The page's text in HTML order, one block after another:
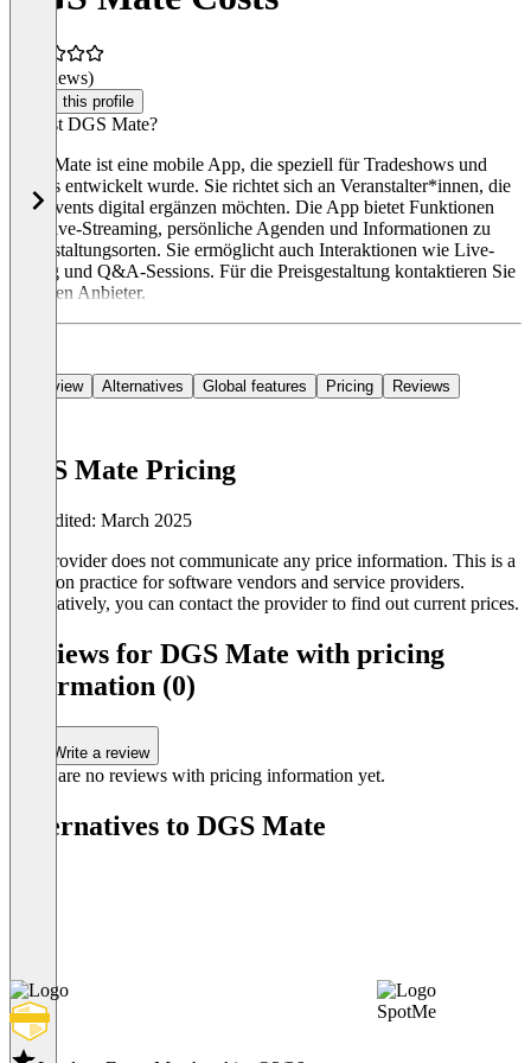
(0 reviews)
Claim this profile
Was ist DGS Mate?
DGS Mate ist eine mobile App, die speziell für Tradeshows und
Events entwickelt wurde. Sie richtet sich an Veranstalter*innen, die
ihre Events digital ergänzen möchten. Die App bietet Funktionen
wie Live-Streaming, persönliche Agenden und Informationen zu
Veranstaltungsorten. Sie ermöglicht auch Interaktionen wie Live-
Voting und Q&A-Sessions. Für die Preisgestaltung kontaktieren Sie
bitte den Anbieter.
Overview Alternatives Global features Pricing Reviews
DGS Mate Pricing
Last edited: March 2025
The provider does not communicate any price information. This is a
common practice for software vendors and service providers.
Alternatively, you can contact the provider to find out current prices.
Reviews for DGS Mate with pricing
information (0)
Write a review
There are no reviews with pricing information yet.
Alternatives to DGS Mate
SpotMe